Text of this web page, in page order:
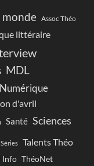
Assoc Théo
littéraire
MDL
Numérique
d'avril
Santé Sciences
Séries
Talents Théo
Info ThéoNet